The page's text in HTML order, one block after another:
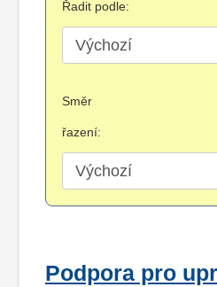
Řadit podle:
Směr
řazení:
Podpora pro